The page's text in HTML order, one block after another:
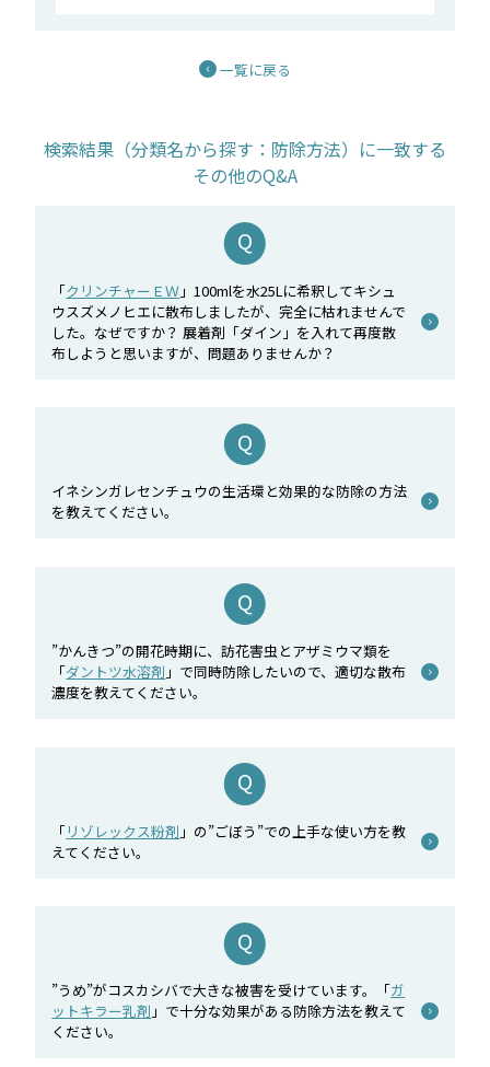
一覧に戻る
検索結果（分類名から探す：防除方法）に一致する
その他のQ&A
「クリンチャーＥＷ 」100mlを水25Lに希釈してキシュ
ウスズメノヒエに散布しましたが、完全に枯れませんで
した。なぜですか？ 展着剤「ダイン」を入れて再度散
布しようと思いますが、問題ありませんか？
イネシンガレセンチュウの生活環と効果的な防除の方法
を教えてください。
”かんきつ”の開花時期に、訪花害虫とアザミウマ類を
「ダントツ水溶剤 」で同時防除したいので、適切な散布
濃度を教えてください。
「 リゾレックス粉剤 」の”ごぼう”での上手な使い方を教
えてください。
”うめ”がコスカシバで大きな被害を受けています。「ガ
ットキラー乳剤 」で十分な効果がある防除方法を教えて
ください。